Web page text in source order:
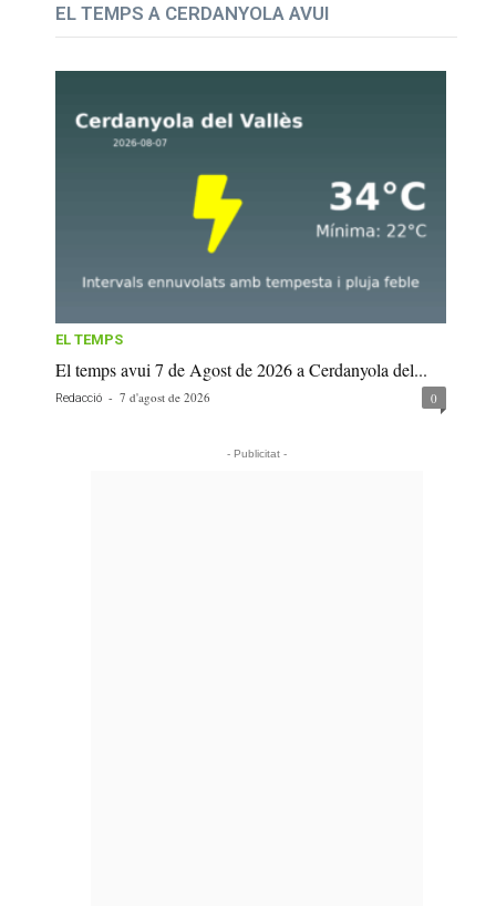
EL TEMPS A CERDANYOLA AVUI
EL TEMPS
El temps avui 7 de Agost de 2026 a Cerdanyola del...
Redacció - 7 d'agost de 2026 0
- Publicitat -